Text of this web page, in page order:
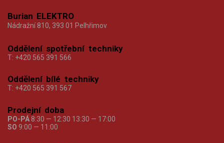
Burian ELEKTRO
Nádražní 810, 393 01 Pelhřimov
Oddělení spotřební techniky
T: +420 565 391 566
Oddělení bílé techniky
T: +420 565 391 567
Prodejní doba
PO-PÁ 8:30 — 12:30 13:30 — 17:00
SO 9:00 — 11:00